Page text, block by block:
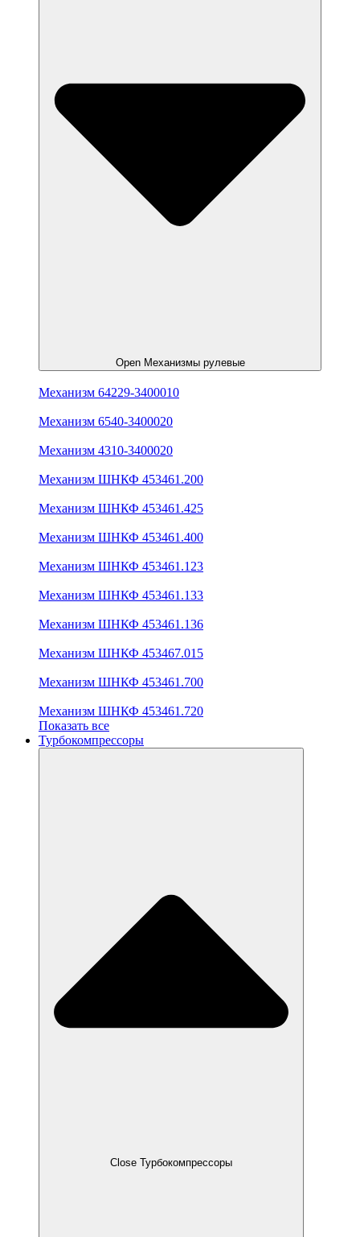
Open Механизмы рулевые
Механизм 64229-3400010
Механизм 6540-3400020
Механизм 4310-3400020
Механизм ШНКФ 453461.200
Механизм ШНКФ 453461.425
Механизм ШНКФ 453461.400
Механизм ШНКФ 453461.123
Механизм ШНКФ 453461.133
Механизм ШНКФ 453461.136
Механизм ШНКФ 453467.015
Механизм ШНКФ 453461.700
Механизм ШНКФ 453461.720
Показать все
Турбокомпрессоры
Close Турбокомпрессоры